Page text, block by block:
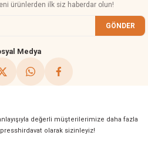
ürünlerden ilk siz haberdar olun!
GÖNDER
Medya
değerli müşterilerimize daha fazla
olarak sizinleyiz!